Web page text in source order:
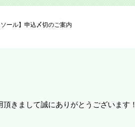
ール】申込〆切のご案内
頂きまして誠にありがとうございます！